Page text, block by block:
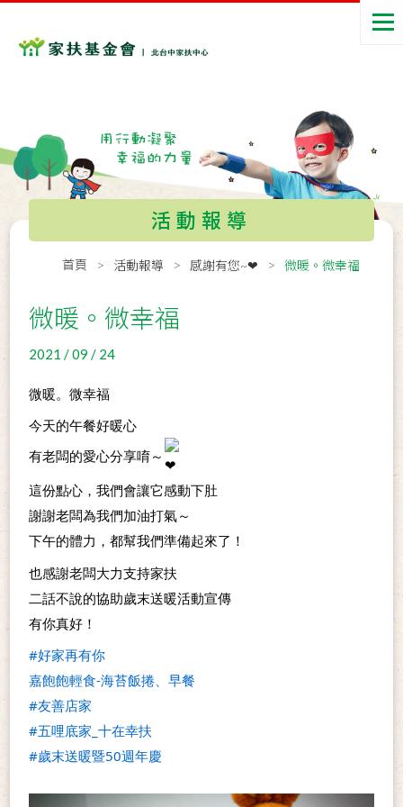
活動報導
首頁 活動報導 感謝有您~❤ 微暖。微幸福
微暖。微幸福
2021 / 09 / 24
微暖。微幸福
今天的午餐好暖心
有老闆的愛心分享唷～
這份點心，我們會讓它感動下肚
謝謝老闆為我們加油打氣～
下午的體力，都幫我們準備起來了！
也感謝老闆大力支持家扶
二話不說的協助歲末送暖活動宣傳
有你真好！
#好家再有你
嘉飽飽輕食-海苔飯捲、早餐
#友善店家
#五哩底家_十在幸扶
#歲末送暖暨50週年慶